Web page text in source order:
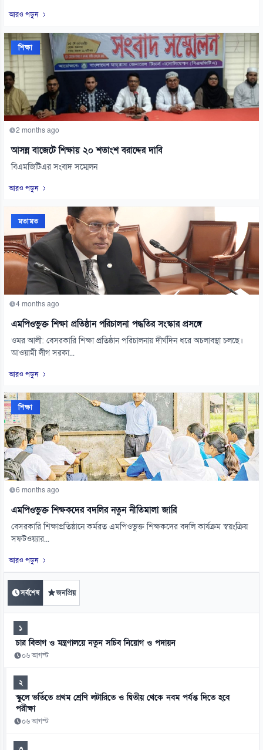
আরও পড়ুন
শিক্ষা
2 months ago
আসন্ন বাজেটে শিক্ষায় ২০ শতাংশ বরাদ্দের দাবি
বিএমজিটিএর সংবাদ সম্মেলন
আরও পড়ুন
মতামত
4 months ago
এমপিওভুক্ত শিক্ষা প্রতিষ্ঠান পরিচালনা পদ্ধতির সংস্কার প্রসঙ্গে
ওমর আলী: বেসরকারি শিক্ষা প্রতিষ্ঠান পরিচালনায় দীর্ঘদিন ধরে অচলাবস্থা চলছে।
আওয়ামী লীগ সরকা...
আরও পড়ুন
শিক্ষা
6 months ago
এমপিওভুক্ত শিক্ষকদের বদলির নতুন নীতিমালা জারি
বেসরকারি শিক্ষাপ্রতিষ্ঠানে কর্মরত এমপিওভুক্ত শিক্ষকদের বদলি কার্যক্রম স্বয়ংক্রিয়
সফটওয়্যার...
আরও পড়ুন
সর্বশেষ জনপ্রিয়
১
চার বিভাগ ও মন্ত্রণালয়ে নতুন সচিব নিয়োগ ও পদায়ন
০৬ আগস্ট
২
স্কুলে ভর্তিতে প্রথম শ্রেণি লটারিতে ও দ্বিতীয় থেকে নবম পর্যন্ত দিতে হবে
পরীক্ষা
০৬ আগস্ট